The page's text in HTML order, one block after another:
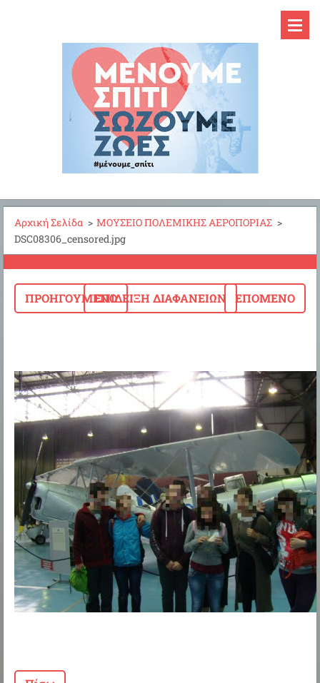
Αρχική Σελίδα > ΜΟΥΣΕΙΟ ΠΟΛΕΜΙΚΗΣ ΑΕΡΟΠΟΡΙΑΣ >
DSC08306_censored.jpg
ΠΡΟΗΓΟΎΜΕΝΟΕΠΊΔΕΙΞΗ ΔΙΑΦΑΝΕΙΏΝ ΕΠΌΜΕΝΟ